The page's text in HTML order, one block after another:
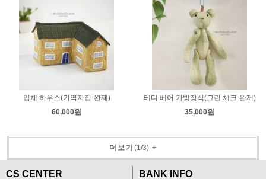
입체 하우스(기역자집-완제)
60,000원
테디 베어 가방장식(그린 체크-완제)
35,000원
더보기 (1/3)+
CS CENTER BANK INFO